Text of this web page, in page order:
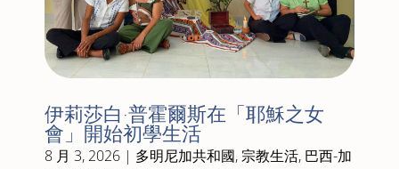
伊莉莎白·普霍爾斯在「耶穌之女
會」開始初學生活
8 月 3, 2026| 多明尼加共和國,宗教生活, 巴西-加